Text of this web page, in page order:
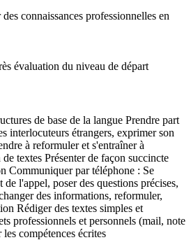
connaissances professionnelles en
évaluation du niveau de départ
de base de la langue Prendre part
interlocuteurs étrangers, exprimer son
à reformuler et s'entraîner à
textes Présenter de façon succincte
Communiquer par téléphone : Se
l'appel, poser des questions précises,
des informations, reformuler,
Rédiger des textes simples et
professionnels et personnels (mail, note
compétences écrites